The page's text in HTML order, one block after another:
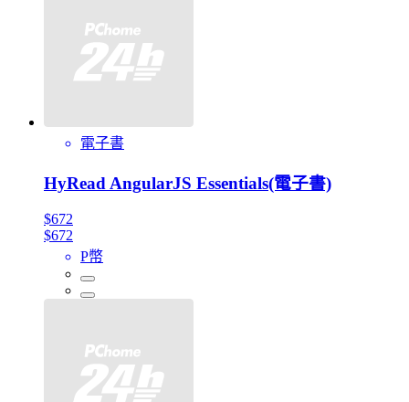
電子書
HyRead AngularJS Essentials(電子書)
$672
$672
P幣